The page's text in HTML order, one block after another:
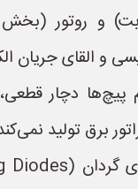
و روتور (بخش
و القای جریان
دچار قطعی،
برق تولید نمی‌کند.